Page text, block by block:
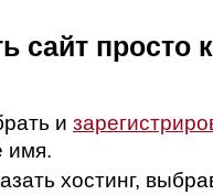
сайт просто
и
имя.
хостинг,